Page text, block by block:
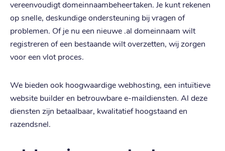
vereenvoudigt domeinnaambeheertaken. Je kunt rekenen
op snelle, deskundige ondersteuning bij vragen of
problemen. Of je nu een nieuwe .al domeinnaam wilt
registreren of een bestaande wilt overzetten, wij zorgen
voor een vlot proces.
We bieden ook hoogwaardige webhosting, een intuïtieve
website builder en betrouwbare e-maildiensten. Al deze
diensten zijn betaalbaar, kwalitatief hoogstaand en
razendsnel.